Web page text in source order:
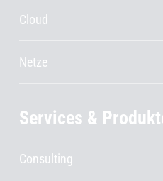
Cloud
Netze
Services &
Consulting